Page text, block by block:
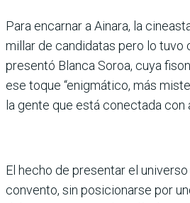
Para encarnar a Ainara, la
millar de candidatas pero lo tuvo
presentó Blanca Soroa, cuya
ese toque “enigmático, más
la gente que está conectada con
El hecho de presentar el universo
convento, sin posicionarse por